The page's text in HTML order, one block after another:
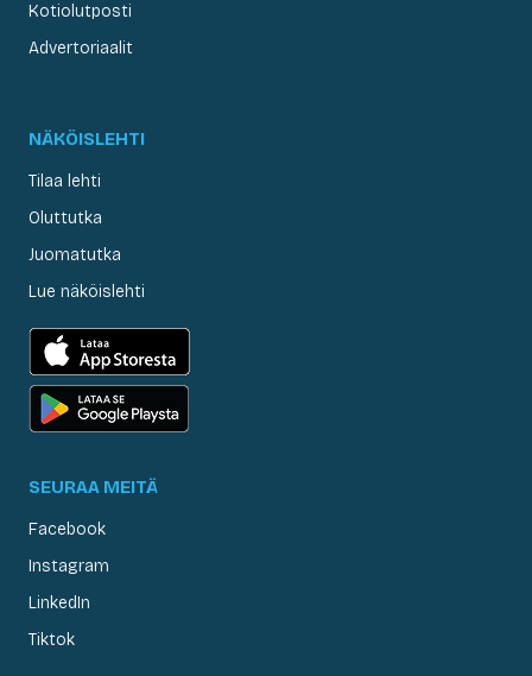
Kotiolutposti
Advertoriaalit
NÄKÖISLEHTI
Tilaa lehti
Oluttutka
Juomatutka
Lue näköislehti
SEURAA MEITÄ
Facebook
Instagram
LinkedIn
Tiktok